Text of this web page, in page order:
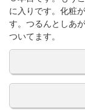
に入りです。化粧
す。つるんとしあ
ついてます。